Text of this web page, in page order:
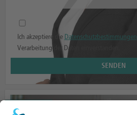
Ich akzeptiere die Datenschutzbestimmungen
Verarbeitung der Daten einverstanden.
AUFBAUTEN